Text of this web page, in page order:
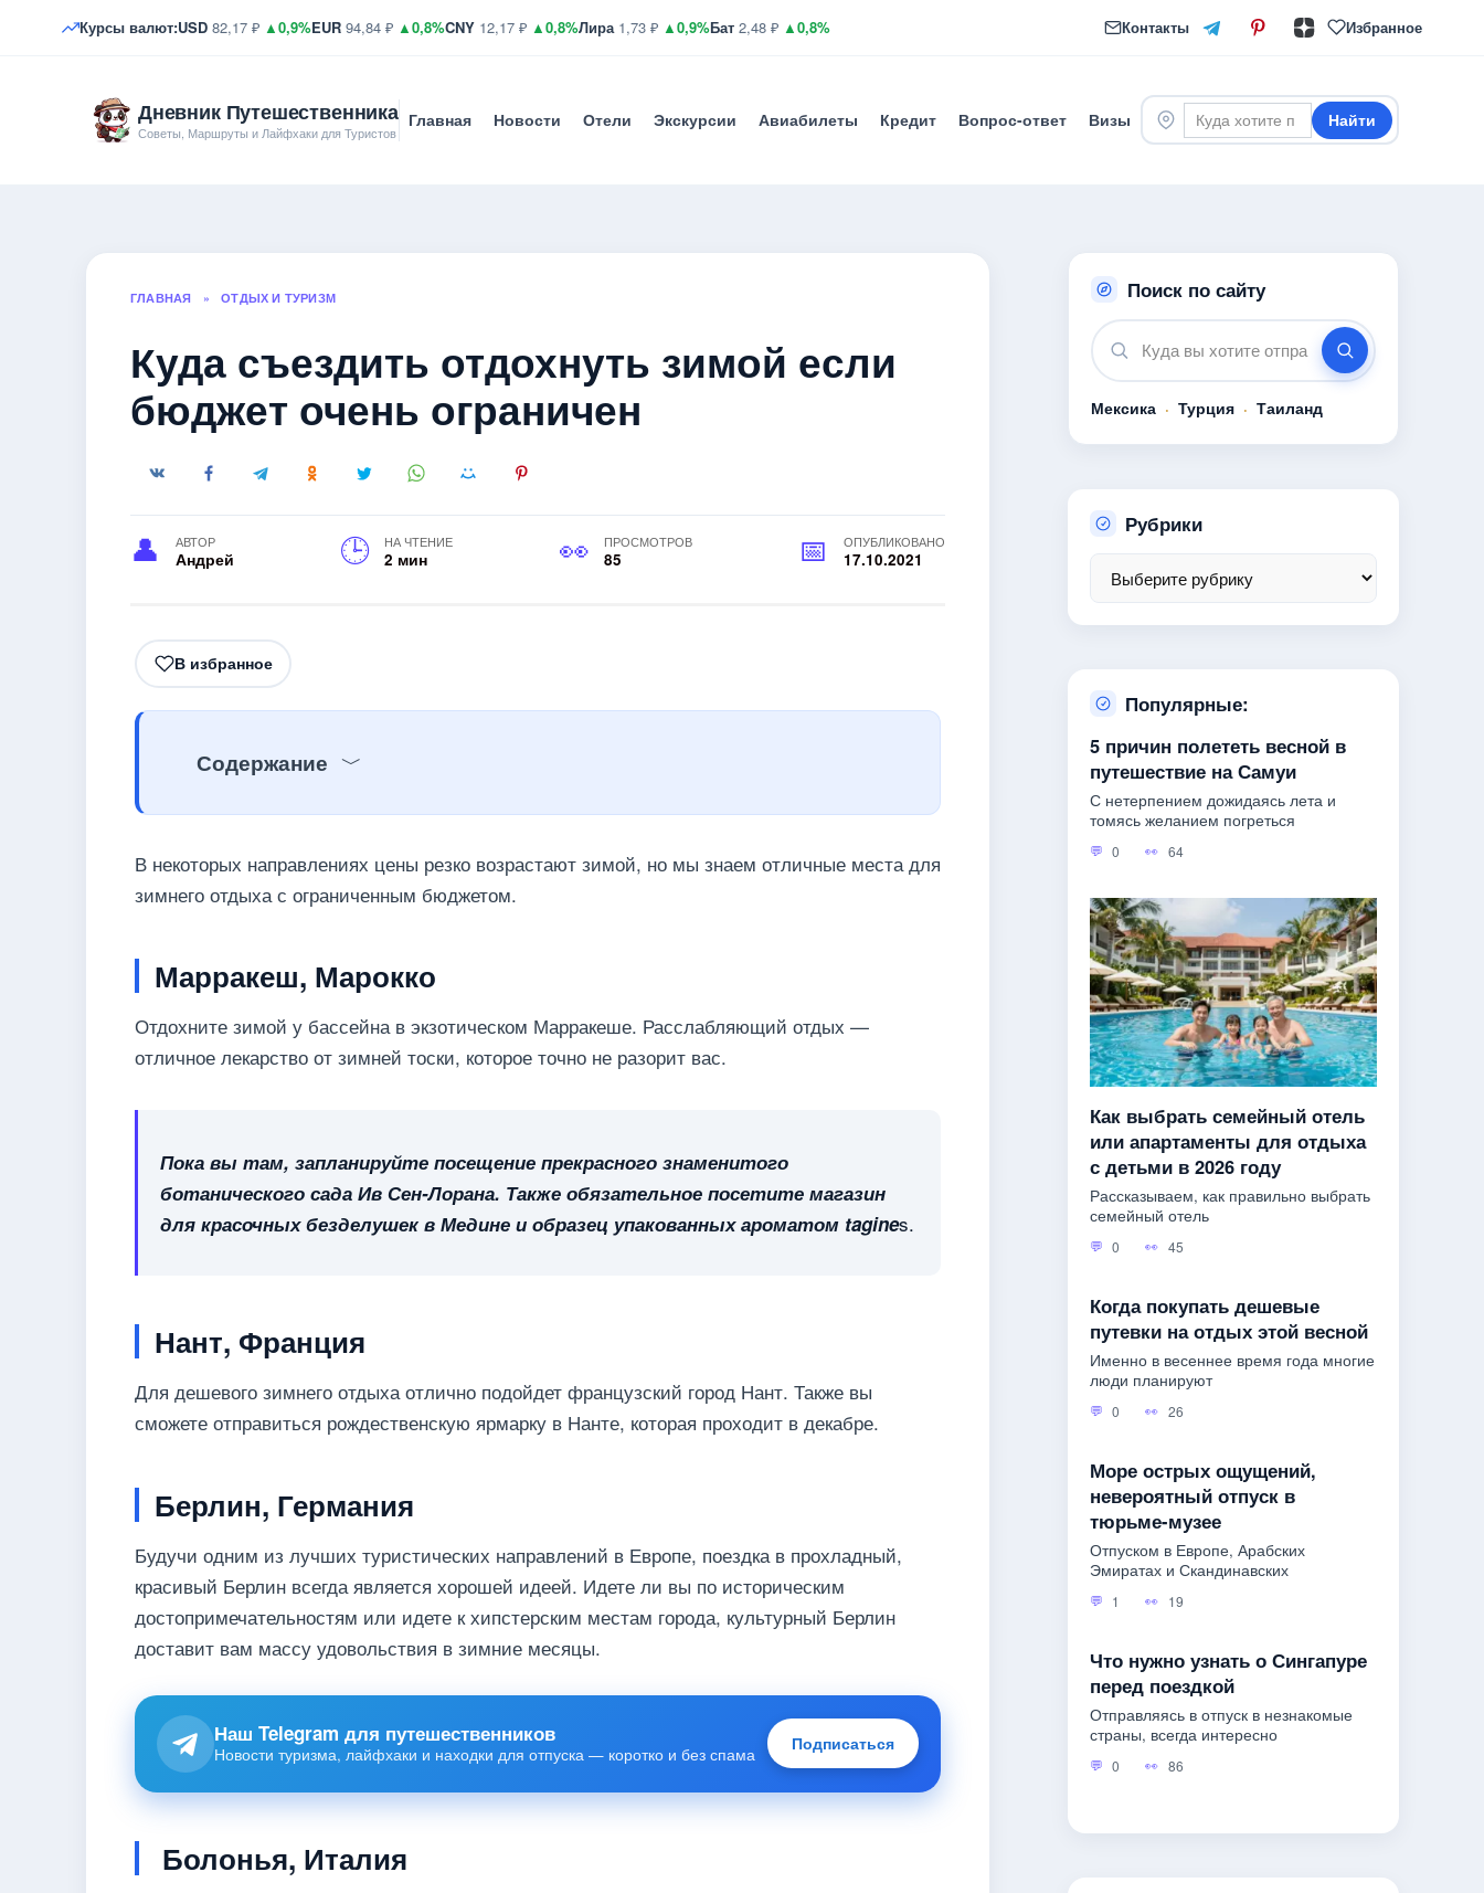
Курсы валют:USD 82,17 ₽ ▲0,9%EUR 94,84 ₽ ▲0,8%CNY 12,17 ₽ ▲0,8%Лира1,73 ₽ ▲0,9%Бат 2,48 ₽ ▲0,8% Контакты Избранное
Дневник Путешественника
Советы, Маршруты и Лайфхаки для Туристов
Главная Новости Отели Экскурсии Авиабилеты Кредит Вопрос-ответ Визы Найти
ГЛАВНАЯ » ОТДЫХ И ТУРИЗМ
Куда съездить отдохнуть зимой если
бюджет очень ограничен
АВТОР
Андрей
НА ЧТЕНИЕ
2 мин
ПРОСМОТРОВ
85
ОПУБЛИКОВАНО
17.10.2021
В избранное
Содержание
В некоторых направлениях цены резко возрастают зимой, но мы знаем отличные места для
зимнего отдыха с ограниченным бюджетом.
Марракеш, Марокко
Отдохните зимой у бассейна в экзотическом Марракеше. Расслабляющий отдых —
отличное лекарство от зимней тоски, которое точно не разорит вас.
Пока вы там, запланируйте посещение прекрасного знаменитого
ботанического сада Ив Сен-Лорана. Также обязательное посетите магазин
для красочных безделушек в Медине и образец упакованных ароматом tagines.
Нант, Франция
Для дешевого зимнего отдыха отлично подойдет французский город Нант. Также вы
сможете отправиться рождественскую ярмарку в Нанте, которая проходит в декабре.
Берлин, Германия
Будучи одним из лучших туристических направлений в Европе, поездка в прохладный,
красивый Берлин всегда является хорошей идеей. Идете ли вы по историческим
достопримечательностям или идете к хипстерским местам города, культурный Берлин
доставит вам массу удовольствия в зимние месяцы.
Наш Telegram для путешественников
Новости туризма, лайфхаки и находки для отпуска — коротко и без спама
Подписаться
Болонья, Италия
Поиск по сайту
Мексика · Турция · Таиланд
Рубрики
Популярные:
5 причин полететь весной в
путешествие на Самуи
С нетерпением дожидаясь лета и
томясь желанием погреться
0 64
Как выбрать семейный отель
или апартаменты для отдыха
с детьми в 2026 году
Рассказываем, как правильно выбрать
семейный отель
0 45
Когда покупать дешевые
путевки на отдых этой весной
Именно в весеннее время года многие
люди планируют
0 26
Море острых ощущений,
невероятный отпуск в
тюрьме-музее
Отпуском в Европе, Арабских
Эмиратах и Скандинавских
1 19
Что нужно узнать о Сингапуре
перед поездкой
Отправляясь в отпуск в незнакомые
страны, всегда интересно
0 86